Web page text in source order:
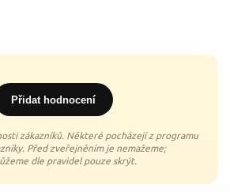
Přidat hodnocení